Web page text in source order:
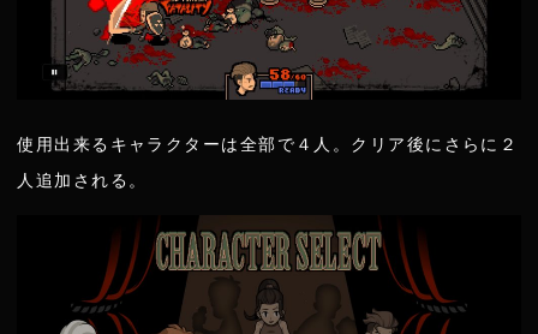
使用出来るキャラクターは全部で４人。クリア後にさらに２
人追加される。